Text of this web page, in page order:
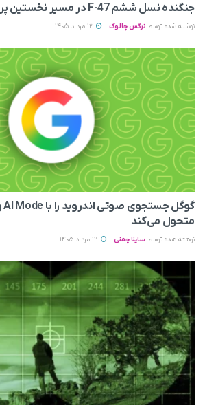
جنگنده نسل ششم F-47 در مسیر نخستین پرواز
نوشته شده توسط نرگس چالوک
متحول می‌کند
نوشته شده توسط ساینا چمنی